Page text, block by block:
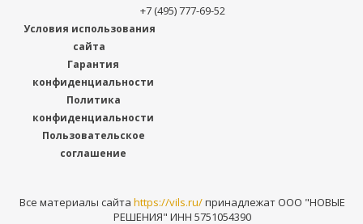
+7 (495) 777-69-52
Условия использования
сайта
Гарантия
конфиденциальности
Политика
конфиденциальности
Пользовательское
соглашение
Все материалы сайта https://vils.ru/принадлежат ООО "НОВЫЕ
РЕШЕНИЯ" ИНН 5751054390